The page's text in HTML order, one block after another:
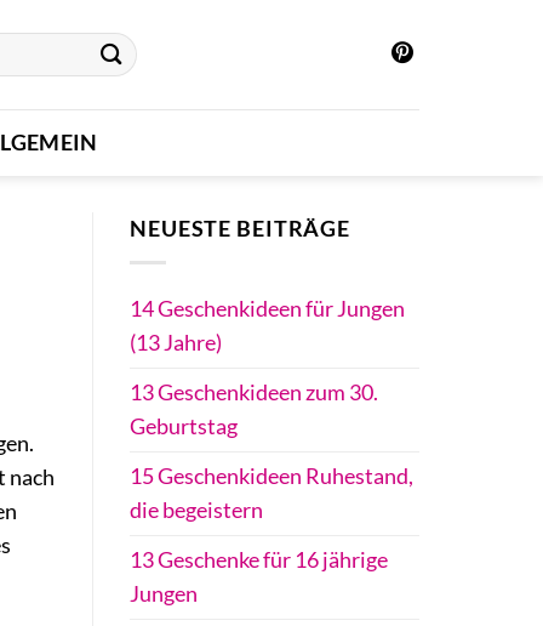
nach
NEUESTE BEITRÄGE
14 Geschenkideen für Jungen
(13 Jahre)
13 Geschenkideen zum 30.
Geburtstag
15 Geschenkideen Ruhestand,
die begeistern
13 Geschenke für 16 jährige
Jungen